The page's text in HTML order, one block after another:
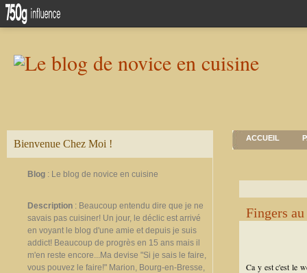
Bienvenue Chez Moi !
Blog : Le blog de novice en cuisine
Description : Beaucoup entendu dire que je ne
savais pas cuisiner! Un jour, le déclic est arrivé
en voyant le blog d'une amie et depuis je suis
addict! Beaucoup de progrès en 15 ans mais il
m'en reste encore...Ma devise "Si je sais le faire,
vous pouvez le faire!" Marion, Bourg-en-Bresse,
ACCUEIL
Fingers
Ca y est c'est le